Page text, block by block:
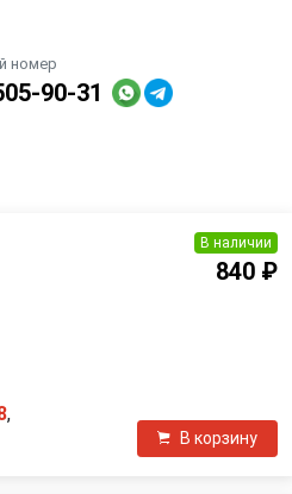
номер
90-31
,
В наличии
840 ₽
В корзину